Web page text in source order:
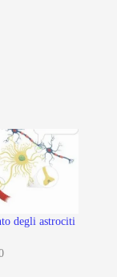
degli astrociti